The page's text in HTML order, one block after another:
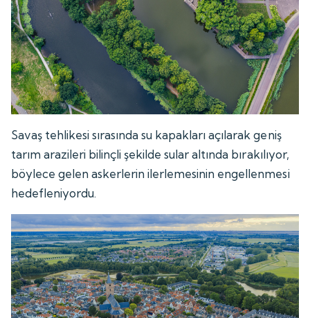
Savaş tehlikesi sırasında su kapakları açılarak geniş
tarım arazileri bilinçli şekilde sular altında bırakılıyor,
böylece gelen askerlerin ilerlemesinin engellenmesi
hedefleniyordu.